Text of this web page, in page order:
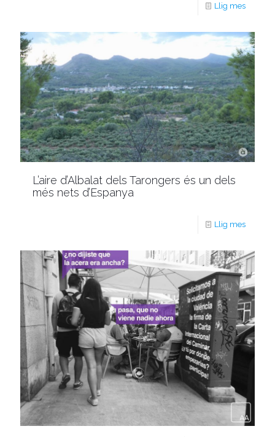
Llig mes
L’aire d’Albalat dels Tarongers és un dels
més nets d’Espanya
Llig mes